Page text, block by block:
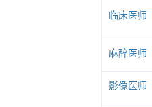
临床医师
麻醉医师
影像医师